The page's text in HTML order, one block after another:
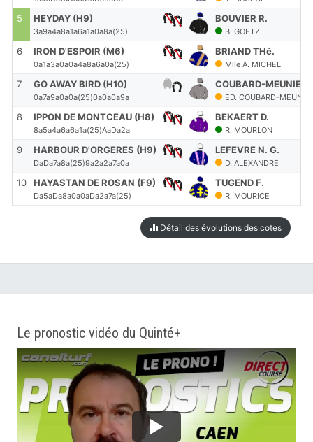
5 HEYDAY (H9)
3a9a4a8a1a6a1a0a8a(25)
BOUVIER R.
B. GOETZ
6 IRON D'ESPOIR (M6)
0a1a3a0a0a4a8a6a0a(25)
BRIAND THé.
Mlle A. MICHEL
7 GO AWAY BIRD (H10)
0a7a9a0a0a(25)0a0a0a9a
COUBARD-MEUNIER
ED. COUBARD-
8 IPPON DE MONTCEAU (H8)
8a5a4a6a6a1a(25)AaDa2a
BEKAERT D.
R. MOURLON
9 HARBOUR D'ORGERES (H9)
DaDa7a8a(25)9a2a2a7a0a
LEFEVRE N. G.
D. ALEXANDRE
10 HAYASTAN DE ROSAN (F9)
Da5aDa8a0a0aDa2a7a(25)
TUGEND F.
R. MOURICE
Détail des évolutions des cotes
Le pronostic vidéo du Quinté+